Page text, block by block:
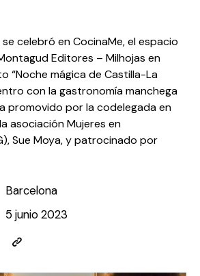
se celebró en CocinaMe, el espacio
Editores – Milhojas en
“Noche mágica de Castilla-La
con la gastronomía manchega
promovido por la codelegada en
asociación Mujeres en
Sue Moya, y patrocinado por
Barcelona
5 junio 2023